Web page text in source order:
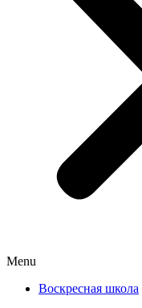
Menu
Воскресная школа